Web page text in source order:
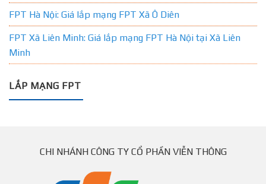
FPT Hà Nội: Giá lắp mạng FPT Xã Ô Diên
FPT Xã Liên Minh: Giá lắp mạng FPT Hà Nội tại Xã Liên
Minh
LẮP MẠNG FPT
CHI NHÁNH CÔNG TY CỔ PHẦN VIỄN THÔNG